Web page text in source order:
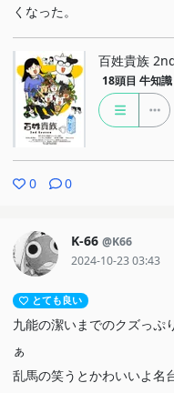
くなった。
百姓貴族
18頭目 牛知識
0 0
K-66 @K66
2024-10-23 03:43
とても良い
九能の潔いまでのクズっぷ
ぁ
乱馬の笑うとかわいいよ名